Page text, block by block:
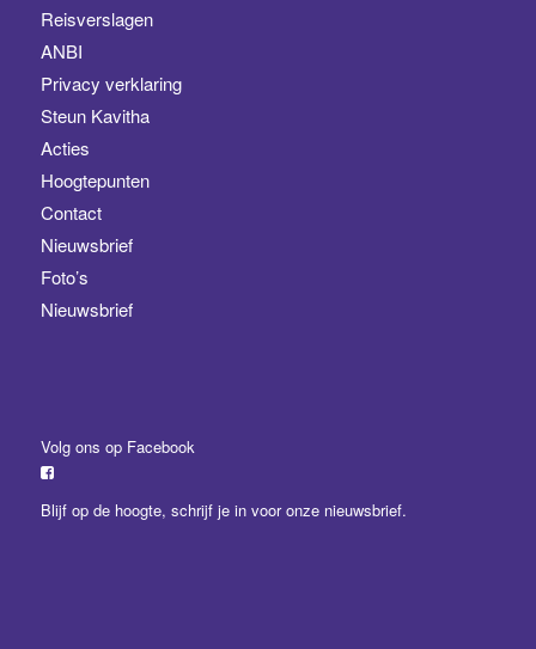
Reisverslagen
ANBI
Privacy verklaring
Steun Kavitha
Acties
Hoogtepunten
Contact
Nieuwsbrief
Foto’s
Nieuwsbrief
Volg ons op Facebook
Blijf op de hoogte, schrijf je invoor onze nieuwsbrief.